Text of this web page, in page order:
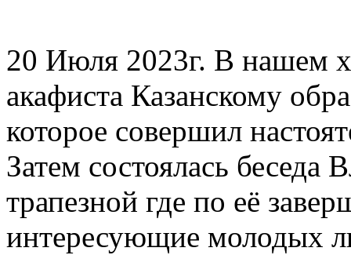
20 Июля 2023г. В нашем
акафиста Казанскому
которое совершил
Затем состоялась
трапезной где по её
интересующие молодых